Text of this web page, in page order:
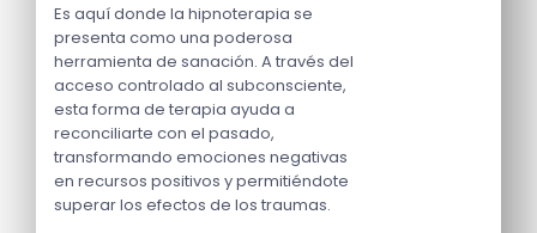
Es aquí donde la hipnoterapia se
presenta como una poderosa
herramienta de sanación. A través del
acceso controlado al subconsciente,
esta forma de terapia ayuda a
reconciliarte con el pasado,
transformando emociones negativas
en recursos positivos y permitiéndote
superar los efectos de los traumas.